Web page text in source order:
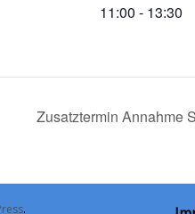
11:00 - 13:30
Zusatztermin Annahme
.